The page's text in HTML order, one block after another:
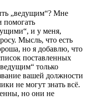
„ведущим“? Мне
помогать
и у меня,
Мысль, что есть
но я добавлю, что
поставленных
только
вашей должности
не могут знать всё.
но они не